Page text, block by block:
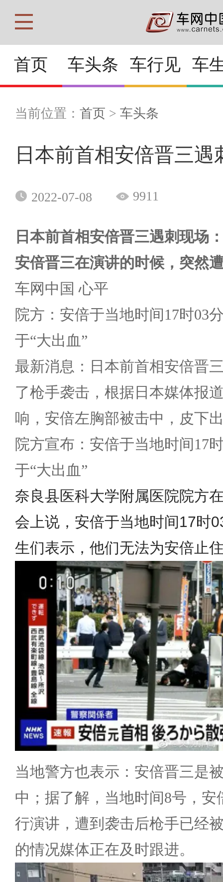
首页 车头条 车行见 车
当前位置： 首页 > 车头条
日本前首相安倍晋三遇
2022-07-08 9911
日本前首相安倍晋三遇刺现场
安倍晋三在演讲的时候，突然
车网中国 心平
院方：安倍于当地时间17时03
于“大出血”
最新消息：日本前首相安倍晋
了枪手袭击，根据日本媒体报
响，安倍左胸部被击中，皮下
院方宣布：安倍于当地时间17
于“大出血”
奈良县医科大学附属医院院方
会上说，安倍于当地时间17时
生们表示，他们无法为安倍止
当地警方也表示：安倍晋三是
中；据了解，当地时间8号，
行演讲，遭到袭击后枪手已经
的情况媒体正在及时跟进。